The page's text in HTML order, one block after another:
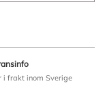
i frakt inom Sverige